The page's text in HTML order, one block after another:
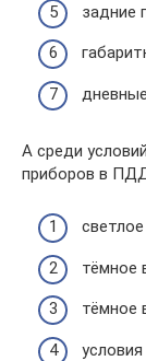
задние
А среди
приборов в
тёмное
тёмное